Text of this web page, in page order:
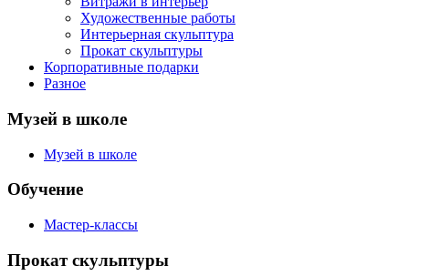
Художественные работы
Интерьерная скульптура
Прокат скульптуры
Корпоративные подарки
Разное
Музей в школе
Музей в школе
Обучение
Мастер-классы
Прокат скульптуры